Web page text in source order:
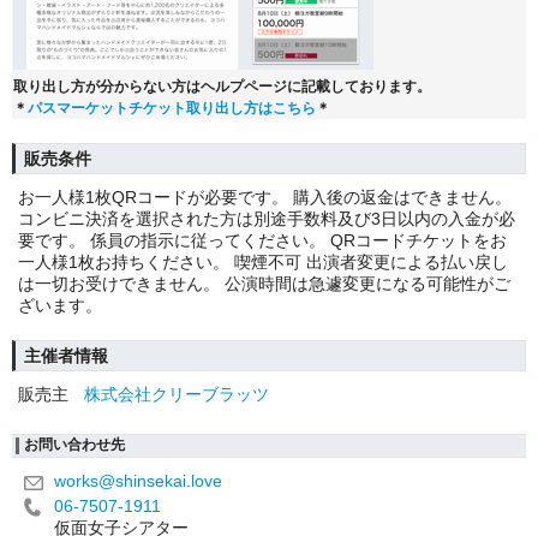
取り出し方が分からない方はヘルプページに記載しております。
＊ パスマーケットチケット取り出し方はこちら ＊
販売条件
お一人様1枚QRコードが必要です。 購入後の返金はできません。
コンビニ決済を選択された方は別途手数料及び3日以内の入金が必
要です。 係員の指示に従ってください。 QRコードチケットをお
一人様1枚お持ちください。 喫煙不可 出演者変更による払い戻し
は一切お受けできません。 公演時間は急遽変更になる可能性がご
ざいます。
主催者情報
販売主
株式会社クリーブラッツ
お問い合わせ先
works@shinsekai.love
06-7507-1911
仮面女子シアター